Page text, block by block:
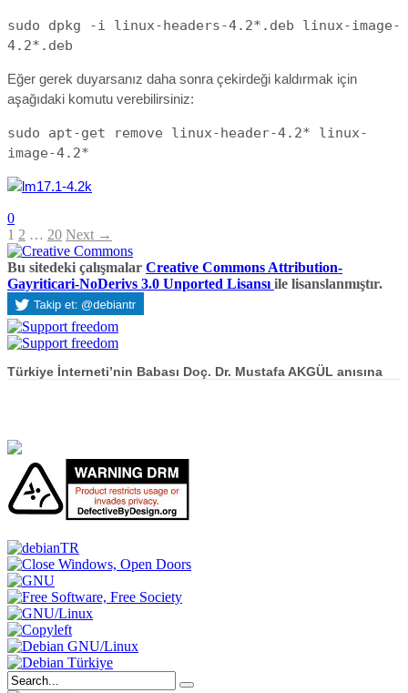
sudo dpkg -i linux-headers-4.2*.deb linux-image-
4.2*.deb
Eğer gerek duyarsanız daha sonra çekirdeği kaldırmak için
aşağıdaki komutu verebilirsiniz:
sudo apt-get remove linux-header-4.2* linux-
image-4.2*
0
1 2 … 20 Next →
Bu sitedeki çalışmalar Creative Commons Attribution-
Gayriticari-NoDerivs 3.0 Unported Lisansı ile lisanslanmıştır.
Türkiye İnterneti’nin Babası Doç. Dr. Mustafa AKGÜL anısına